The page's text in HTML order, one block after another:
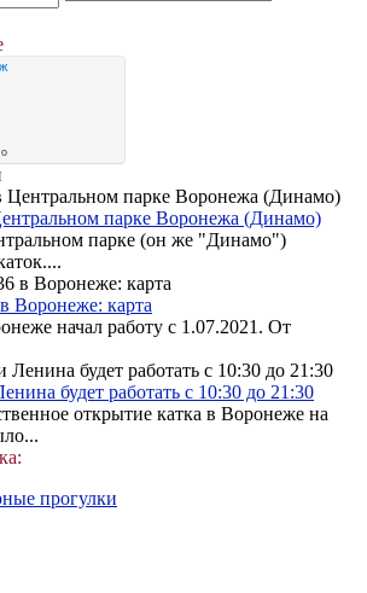
парке Воронежа (Динамо)
парке (он же "Динамо")
Воронеже: карта
начал работу с 1.07.2021. От
будет работать с 10:30 до 21:30
открытие катка в Воронеже на